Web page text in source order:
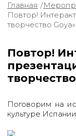
Главная /
Повтор!
творчество Goya»
Повтор!
Поговорим на
культуре